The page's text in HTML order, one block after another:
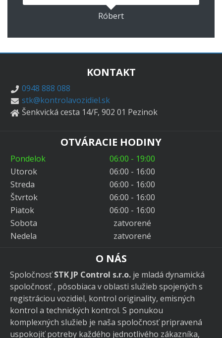
Róbert
KONTAKT
0948 888 088
stk@kontrolavozidiel.sk
Šenkvická cesta 14/F, 902 01 Pezinok
OTVÁRACIE HODINY
Pondelok
06:00 - 19:00
Utorok
06:00 - 16:00
Streda
06:00 - 16:00
Štvrtok
06:00 - 16:00
Piatok
06:00 - 16:00
Sobota
zatvorené
Nedela
zatvorené
O NÁS
SpoločnosťSTK JP Control s.r.o. je mladá dynamická
spoločnosť , pôsobiaca v oblasti služieb spojených s
registráciou vozidiel, kontrol originality, emisných
kontrol a technických kontrol. S ponukou
komplexných služieb je naša spoločnosť pripravená
uspokojiť potreby každého jednotlivého zákazníka,